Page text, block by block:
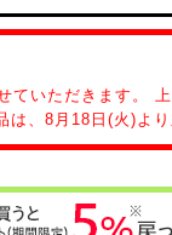
ていただきます。
は、8月18日(火)よ